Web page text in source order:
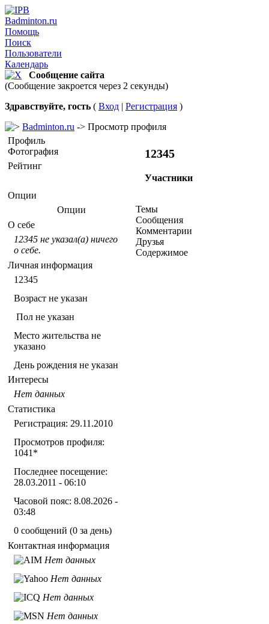
Badminton.ru
Помощь
Поиск
Пользователи
Календарь
Сообщение сайта
(Сообщение закроется через 2 секунды)
Здравствуйте, гость ( Вход | Регистрация )
Badminton.ru -> Просмотр профиля
Профиль
Фотография
Рейтинг
Опции
Опции
О себе
12345 не указал(а) ничего
о себе.
Личная информация
12345
Возраст не указан
Пол не указан
Место жительства не
указано
День рождения не указан
Интересы
Нет данных
Статистика
Регистрация: 29.11.2010
Просмотров профиля:
1041 *
Последнее посещение:
28.03.2011 - 06:10
Часовой пояс: 8.08.2026 -
03:48
0 сообщений (0 за день)
Контактная информация
Нет данных
Нет данных
Нет данных
Нет данных
12345
Участники
Темы
Сообщения
Комментарии
Друзья
Содержимое